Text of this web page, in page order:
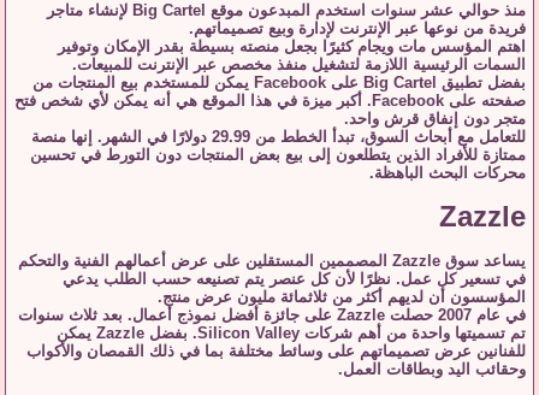
منذ حوالي عشر سنوات استخدم المبدعون موقع Big Cartel لإنشاء متاجر
فريدة من نوعها عبر الإنترنت لإدارة وبيع تصميماتهم.
اهتم المؤسس مات ويجام كثيرًا بجعل منصته بسيطة بقدر الإمكان وتوفير
السمات الرئيسية اللازمة لتشغيل منفذ مخصص عبر الإنترنت للمبيعات.
بفضل تطبيق Big Cartel على Facebook يمكن للمستخدم بيع المنتجات من
صفحته على Facebook. أكبر ميزة في هذا الموقع هي أنه يمكن لأي شخص فتح
متجر دون إنفاق قرش واحد.
للتعامل مع أبحاث السوق، تبدأ الخطط من 29.99 دولارًا في الشهر. إنها منصة
ممتازة للأفراد الذين يتطلعون إلى بيع بعض المنتجات دون التورط في تحسين
محركات البحث الباهظة.
Zazzle
يساعد سوق Zazzle المصممين المستقلين على عرض أعمالهم الفنية والتحكم
في تسعير كل عمل. نظرًا لأن كل عنصر يتم تصنيعه حسب الطلب يدعي
المؤسسون أن لديهم أكثر من ثلاثمائة مليون عرض منتج.
في عام 2007 حصلت Zazzle على جائزة أفضل نموذج أعمال. بعد ثلاث سنوات
تم تسميتها واحدة من أهم شركات Silicon Valley. بفضل Zazzle يمكن
للفنانين عرض تصميماتهم على وسائط مختلفة بما في ذلك القمصان والأكواب
وحقائب اليد وبطاقات العمل.